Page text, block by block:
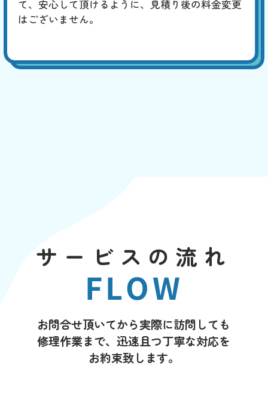
て、安心して頂けるように、見積り後の料金変更
はございません。
サービスの流れ
FLOW
お問合せ頂いてから実際に訪問しても
修理作業まで、迅速且つ丁寧な対応を
お約束致します。